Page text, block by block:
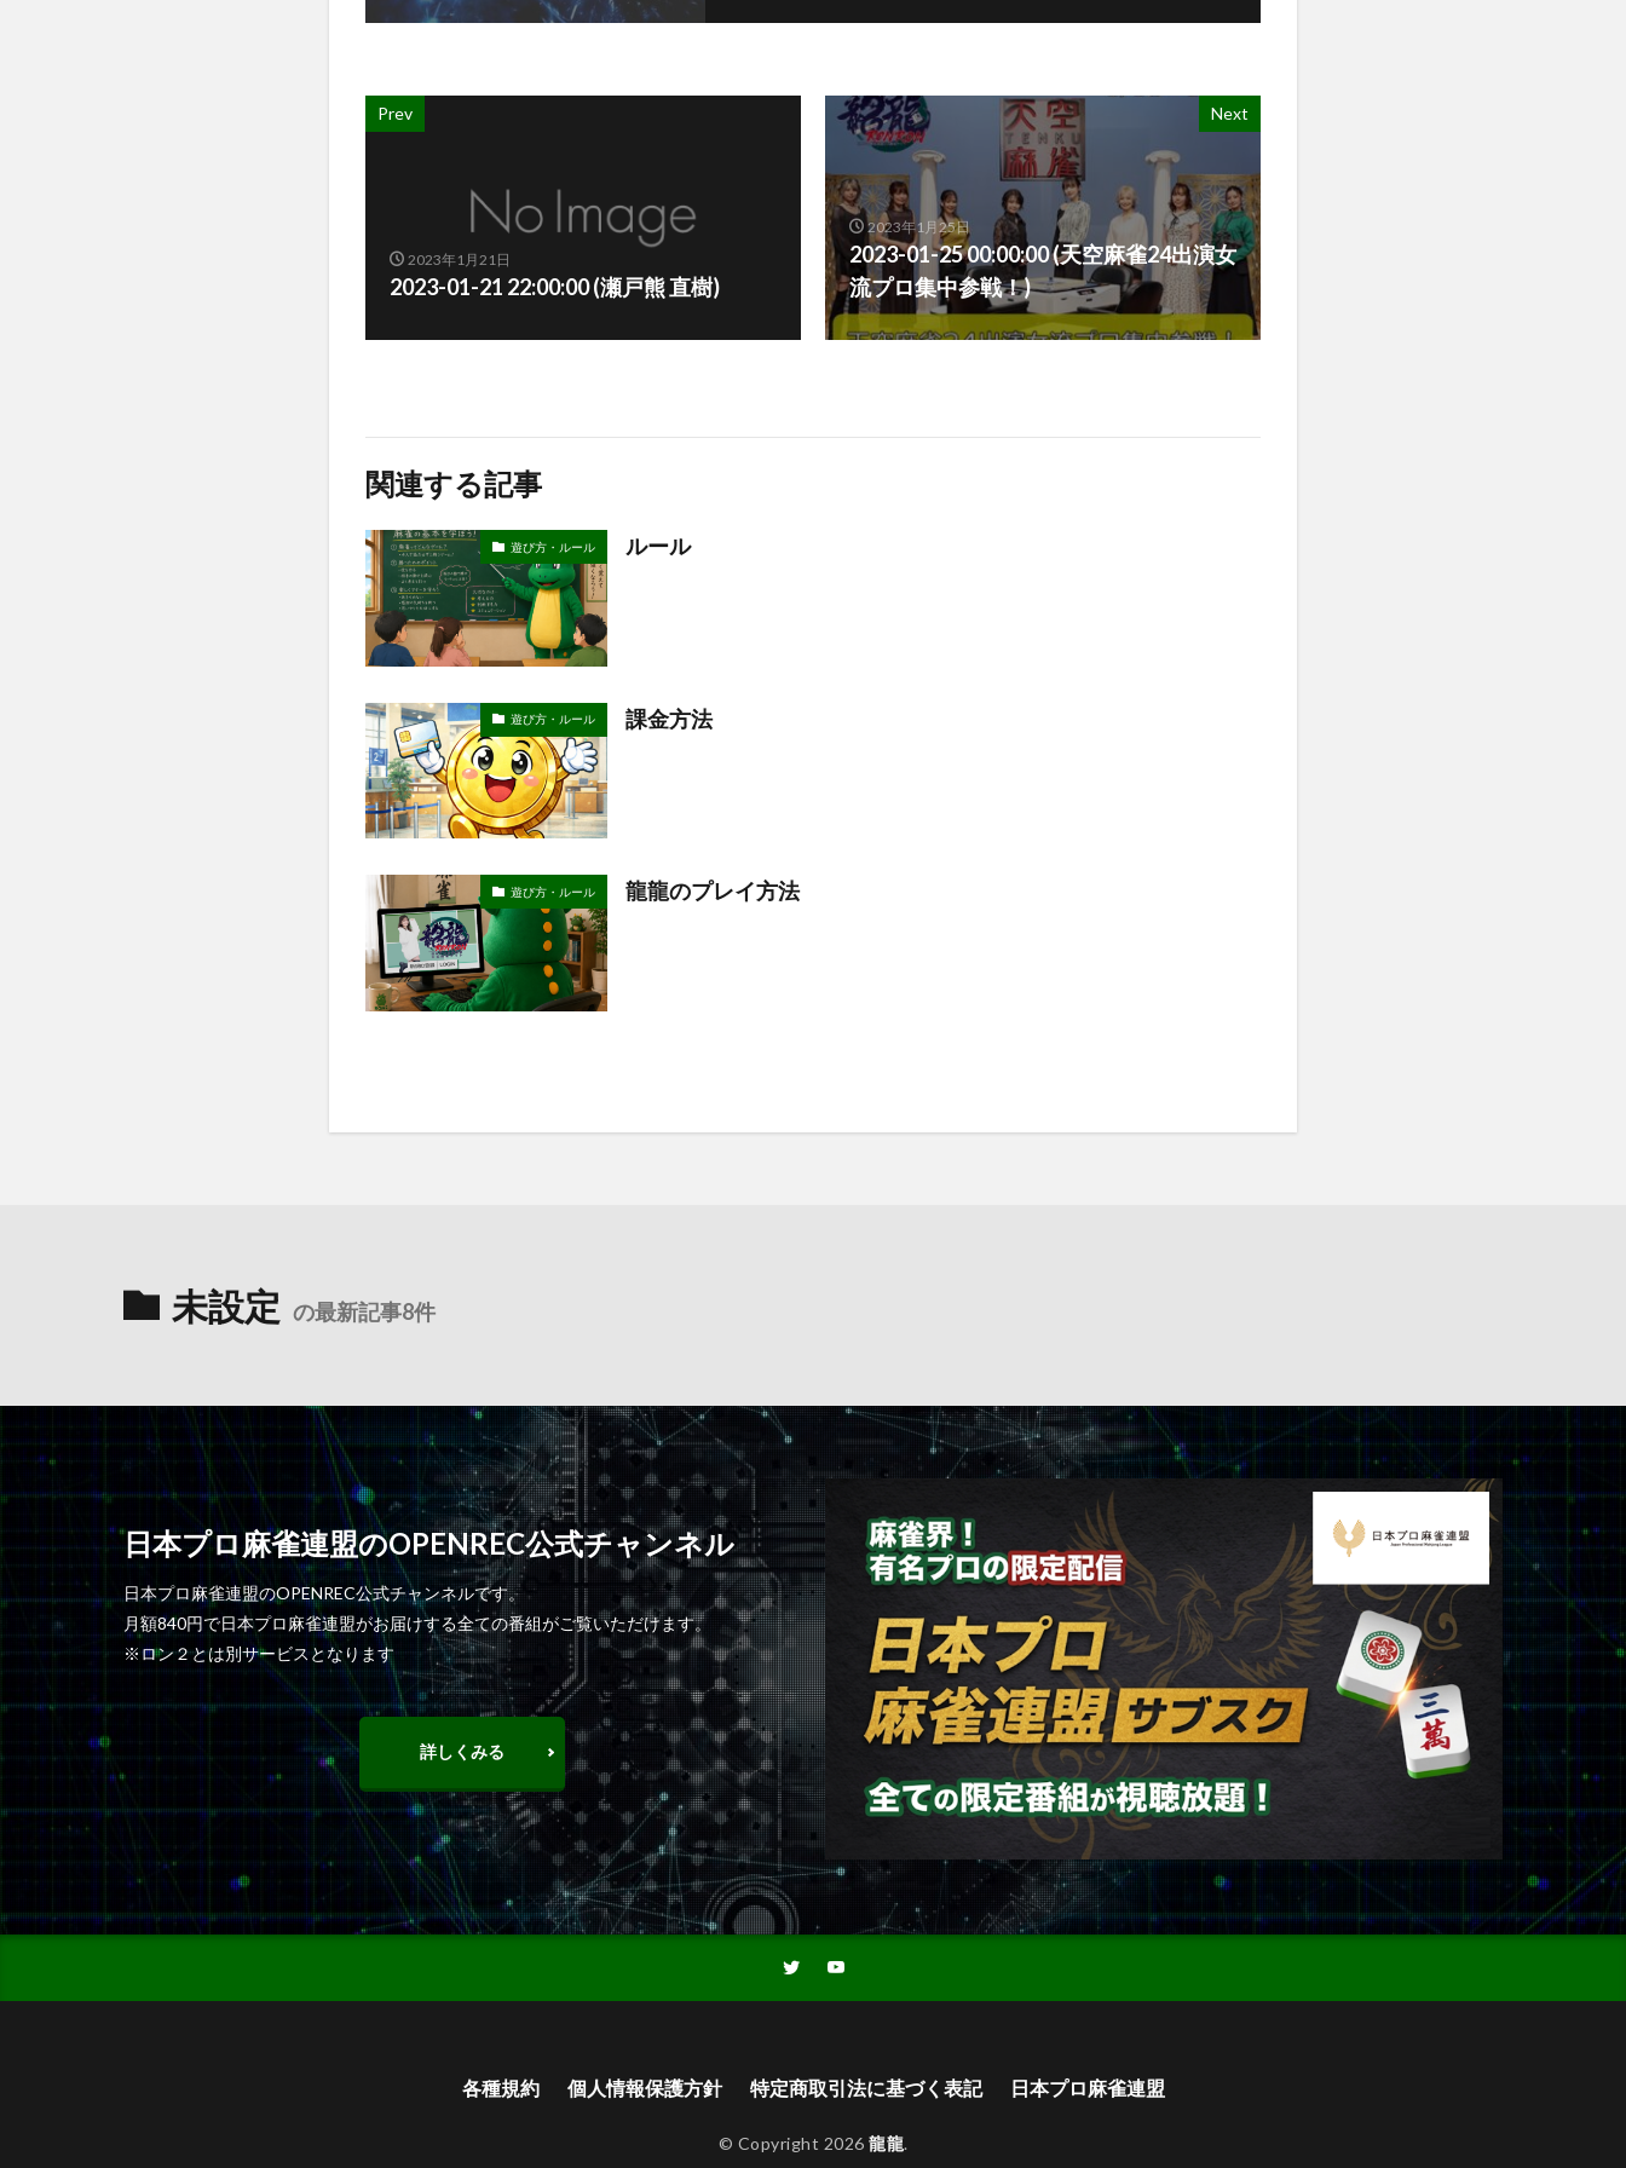
Prev
2023年1月21日
2023-01-21 22:00:00 (瀬戸熊 直樹)
Next
2023年1月25日
2023-01-25 00:00:00 (天空麻雀24出演女
流プロ集中参戦！)
関連する記事
遊び方・ルール ルール
遊び方・ルール 課金方法
遊び方・ルール 龍龍のプレイ方法
未設定 の最新記事8件
日本プロ麻雀連盟のOPENREC公式チャンネル
日本プロ麻雀連盟のOPENREC公式チャンネルです。
月額840円で日本プロ麻雀連盟がお届けする全ての番組がご覧いただけます。
※ロン２とは別サービスとなります
詳しくみる
各種規約 個人情報保護方針 特定商取引法に基づく表記 日本プロ麻雀連盟
© Copyright 2026 龍龍.